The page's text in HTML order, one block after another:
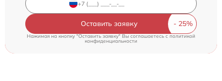
Оставить заявку
Нажимая на кнопку "Оставить заявку" Вы соглашаетесь c политикой
конфиденциальности